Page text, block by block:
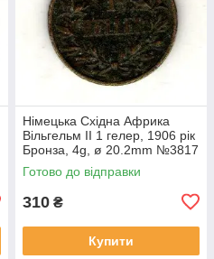
Німецька Східна Африка
Вільгельм II 1 гелер, 1906 рік
Бронза, 4g, ø 20.2mm №3817
Готово до відправки
310 ₴
Купити